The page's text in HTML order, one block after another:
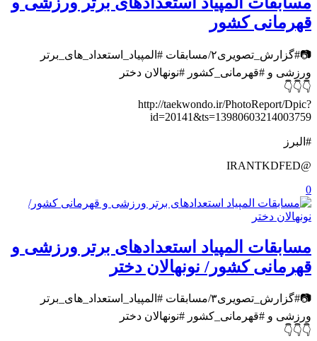
قهرمانی کشور
📷#گزارش_تصویری۲/مسابقات #المپیاد_استعداد_های_برتر
ورزشی و #قهرمانی_کشور #نونهالان دختر
👇👇👇
http://taekwondo.ir/PhotoReport/Dpic?
id=20141&ts=13980603214003759
#البرز
@IRANTKDFED
0
مسابقات المپیاد استعدادهای برتر ورزشی و
قهرمانی کشور/ نونهالان دختر
📷#گزارش_تصویری۳/مسابقات #المپیاد_استعداد_های_برتر
ورزشی و #قهرمانی_کشور #نونهالان دختر
👇👇👇